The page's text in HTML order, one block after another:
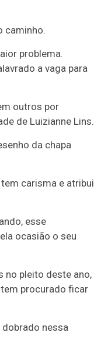
caminho.
problema.
a vaga para
outros por
de Luizianne Lins.
da chapa
tem carisma e atribui
esse
ocasião o seu
no pleito deste ano,
procurado ficar
nessa